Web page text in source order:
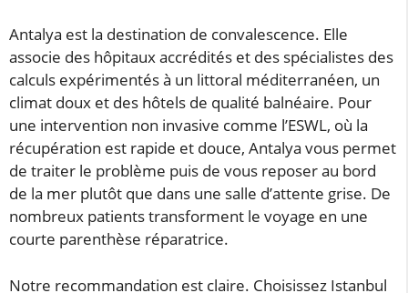
Antalya est la destination de convalescence. Elle
associe des hôpitaux accrédités et des spécialistes des
calculs expérimentés à un littoral méditerranéen, un
climat doux et des hôtels de qualité balnéaire. Pour
une intervention non invasive comme l’ESWL, où la
récupération est rapide et douce, Antalya vous permet
de traiter le problème puis de vous reposer au bord
de la mer plutôt que dans une salle d’attente grise. De
nombreux patients transforment le voyage en une
courte parenthèse réparatrice.
Notre recommandation est claire. Choisissez Istanbul